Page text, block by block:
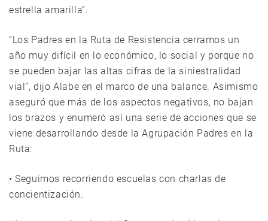
estrella amarilla”.
“Los Padres en la Ruta de Resistencia cerramos un
año muy difícil en lo económico, lo social y porque no
se pueden bajar las altas cifras de la siniestralidad
vial”, dijo Alabe en el marco de una balance. Asimismo
aseguró que más de los aspectos negativos, no bajan
los brazos y enumeró así una serie de acciones que se
viene desarrollando desde la Agrupación Padres en la
Ruta:
• Seguimos recorriendo escuelas con charlas de
concientización.